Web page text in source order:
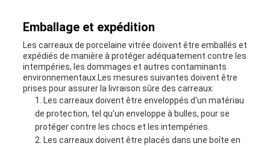
Emballage et expédition
Les carreaux de porcelaine vitrée doivent être emballés et
expédiés de manière à protéger adéquatement contre les
intempéries, les dommages et autres contaminants
environnementaux.Les mesures suivantes doivent être
prises pour assurer la livraison sûre des carreaux:
Les carreaux doivent être enveloppés d'un matériau
de protection, tel qu'un enveloppe à bulles, pour se
protéger contre les chocs et les intempéries.
Les carreaux doivent être placés dans une boîte en